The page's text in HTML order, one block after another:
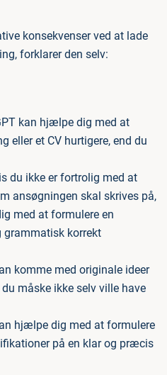
konsekvenser ved at lade
forklarer den selv:
kan hjælpe dig med at
eller et CV hurtigere, end du
du ikke er fortrolig med at
ansøgningen skal skrives på,
med at formulere en
korrekt
komme med originale ideer
måske ikke selv ville have
hjælpe dig med at formulere
på en klar og præcis